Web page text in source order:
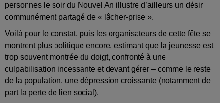
personnes le soir du Nouvel An illustre d’ailleurs un désir
communément partagé de « lâcher-prise ».
Voilà pour le constat, puis les organisateurs de cette fête se
montrent plus politique encore, estimant que la jeunesse est
trop souvent montrée du doigt, confronté à une
culpabilisation incessante et devant gérer – comme le reste
de la population, une dépression croissante (notamment de
part la perte de lien social).